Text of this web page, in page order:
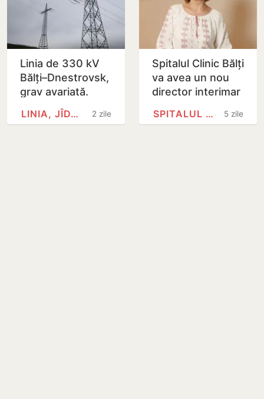
Linia de 330 kV
Bălți–Dnestrovsk,
grav avariată.
Restabilirea ar
putea dura peste
2 zile
LINIA, JÎDACIV
Spitalul Clinic Bălți
va avea un nou
director interimar
5 zile
SPITALUL CLINIC BĂLȚI